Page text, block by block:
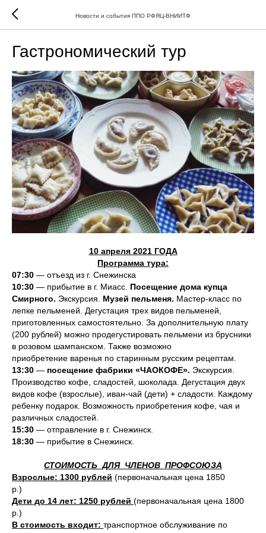
Новости и события ППО РФЯЦ-ВНИИТФ
Гастрономический тур
10 апреля 2021 ГОДА
Программа тура:
07:30 — отъезд из г. Снежинска
10:30 — прибытие в г. Миасс. Посещение дома купца
Смирного. Экскурсия. Музей пельменя. Мастер-класс по
лепке пельменей. Дегустация трех видов пельменей,
приготовленных самостоятельно. За дополнительную плату
(200 рублей) можно продегустировать пельмени из брусники
в розовом шампанском. Также возможно
приобретение варенья по старинным русским рецептам.
13:30 — посещение фабрики «ЧАОКОФЕ». Экскурсия.
Производство кофе, сладостей, шоколада. Дегустация двух
видов кофе (взрослые), иван-чай (дети) + сладости. Каждому
ребенку подарок. Возможность приобретения кофе, чая и
различных сладостей.
15:30 — отправление в г. Снежинск.
18:30 — прибытие в Снежинск.
СТОИМОСТЬ ДЛЯ ЧЛЕНОВ ПРОФСОЮЗА
Взрослые: 1300 рублей (первоначальная цена 1850
р.)
Дети до 14 лет: 1250 рублей (первоначальная цена 1800
р.)
В стоимость входит: транспортное обслуживание по